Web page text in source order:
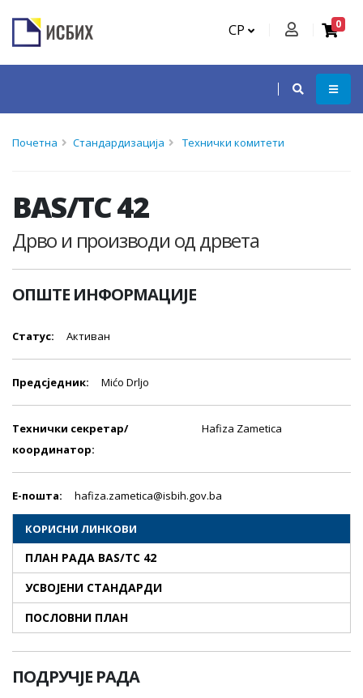
СР 0
Почетна Стандардизација Технички комитети
BAS/TC 42
Дрво и производи од дрвета
ОПШТЕ ИНФОРМАЦИЈЕ
Статус: Активан
Предсjедник: Mićo Drljo
Технички секретар/
координатор:
Hafiza Zametica
E-пошта: hafiza.zametica@isbih.gov.ba
КОРИСНИ ЛИНКОВИ
ПЛАН РАДА BAS/TC 42
УСВОЈЕНИ СТАНДАРДИ
ПОСЛОВНИ ПЛАН
ПОДРУЧЈЕ РАДА